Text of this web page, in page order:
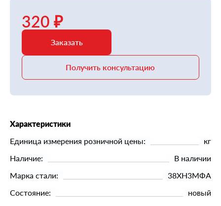
320 ₽
Заказать
Получить консультацию
Характеристики
Единица измерения розничной цены:
кг
Наличие:
В наличии
Марка стали:
38ХН3МФА
Состояние:
новый